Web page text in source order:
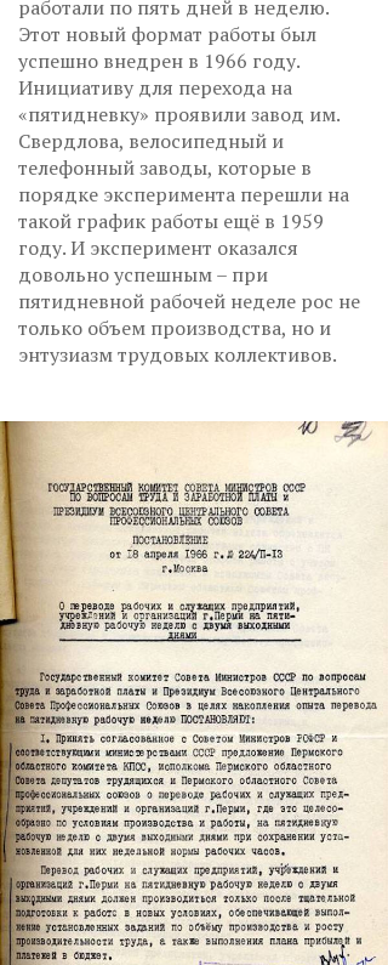
работали по пять дней в неделю.
Этот новый формат работы был
успешно внедрен в 1966 году.
Инициативу для перехода на
«пятидневку» проявили завод им.
Свердлова, велосипедный и
телефонный заводы, которые в
порядке эксперимента перешли на
такой график работы ещё в 1959
году. И эксперимент оказался
довольно успешным – при
пятидневной рабочей неделе рос не
только объем производства, но и
энтузиазм трудовых коллективов.